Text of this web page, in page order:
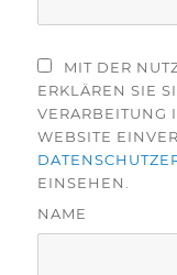
MIT DER
ERKLÄREN SIE
VERARBEITUNG
WEBSITE
EINSEHEN.
NAME